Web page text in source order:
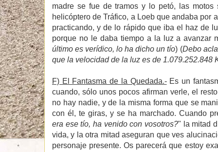
madre se fue de tramos y lo petó, las motos
helicóptero de Tráfico, a Loeb que andaba por
practicando, y de lo rápido que iba el haz de
porque no le daba tiempo a la luz a avanzar
último es verídico, lo ha dicho un tío) (Debo
que la velocidad de la luz es de 1.079.252.848
F) El Fantasma de la Quedada.-Es un
cuando, sólo unos pocos afirman verle, el
no hay nadie, y de la misma forma que se
con él, te giras, y se ha marchado. Cuando
era ese tío, ha venido con vosotros?" la mitad
vida, y la otra mitad aseguran que ves
personaje presente. Os parecerá que estoy